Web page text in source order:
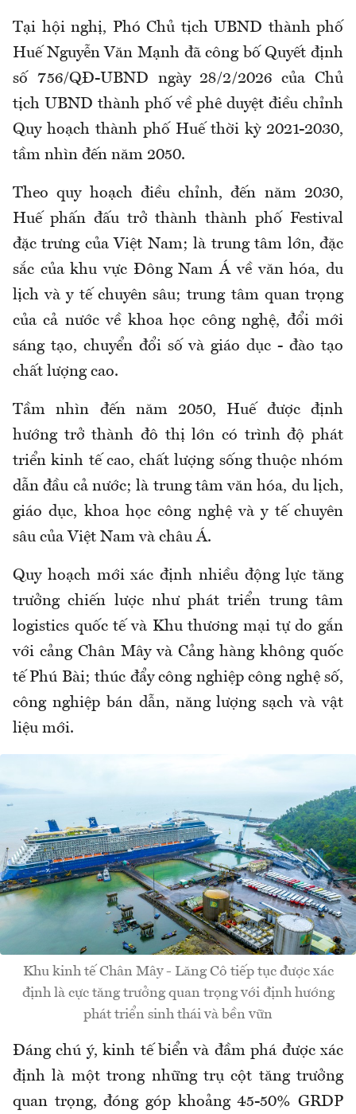
Tại hội nghị, Phó Chủ tịch UBND thành phố
Huế Nguyễn Văn Mạnh đã công bố Quyết định
số 756/QĐ-UBND ngày 28/2/2026 của Chủ
tịch UBND thành phố về phê duyệt điều chỉnh
Quy hoạch thành phố Huế thời kỳ 2021-2030,
tầm nhìn đến năm 2050.
Theo quy hoạch điều chỉnh, đến năm 2030,
Huế phấn đấu trở thành thành phố Festival
đặc trưng của Việt Nam; là trung tâm lớn, đặc
sắc của khu vực Đông Nam Á về văn hóa, du
lịch và y tế chuyên sâu; trung tâm quan trọng
của cả nước về khoa học công nghệ, đổi mới
sáng tạo, chuyển đổi số và giáo dục - đào tạo
chất lượng cao.
Tầm nhìn đến năm 2050, Huế được định
hướng trở thành đô thị lớn có trình độ phát
triển kinh tế cao, chất lượng sống thuộc nhóm
dẫn đầu cả nước; là trung tâm văn hóa, du lịch,
giáo dục, khoa học công nghệ và y tế chuyên
sâu của Việt Nam và châu Á.
Quy hoạch mới xác định nhiều động lực tăng
trưởng chiến lược như phát triển trung tâm
logistics quốc tế và Khu thương mại tự do gắn
với cảng Chân Mây và Cảng hàng không quốc
tế Phú Bài; thúc đẩy công nghiệp công nghệ số,
công nghiệp bán dẫn, năng lượng sạch và vật
liệu mới.
Khu kinh tế Chân Mây - Lăng Cô tiếp tục được xác
định là cực tăng trưởng quan trọng với định hướng
phát triển sinh thái và bền vữn
Đáng chú ý, kinh tế biển và đầm phá được xác
định là một trong những trụ cột tăng trưởng
quan trọng, đóng góp khoảng 45-50% GRDP